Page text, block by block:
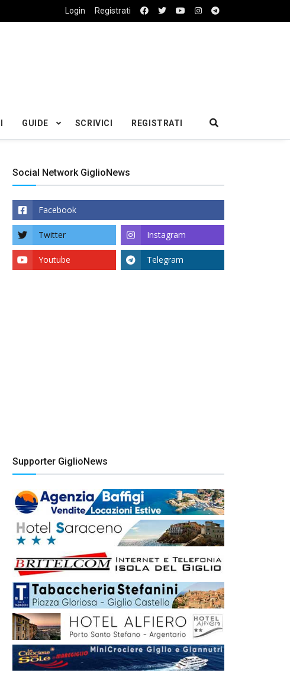
Login Registrati
GUIDE SCRIVICI REGISTRATI
Social Network GiglioNews
Facebook
Twitter Instagram
Youtube Telegram
Supporter GiglioNews